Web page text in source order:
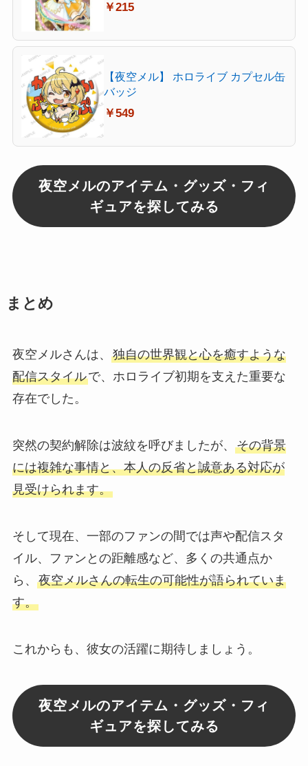
￥215
【夜空メル】 ホロライブ カプセル缶
バッジ
￥549
夜空メルのアイテム・グッズ・フィ
ギュアを探してみる
まとめ
夜空メルさんは、 独自の世界観と心を癒すような
配信スタイルで、ホロライブ初期を支えた重要な
存在でした。
突然の契約解除は波紋を呼びましたが、 その背景
には複雑な事情と、本人の反省と誠意ある対応が
見受けられます。
そして現在、一部のファンの間では声や配信スタ
イル、ファンとの距離感など、多くの共通点か
ら、 夜空メルさんの転生の可能性が語られていま
す。
これからも、彼女の活躍に期待しましょう。
夜空メルのアイテム・グッズ・フィ
ギュアを探してみる